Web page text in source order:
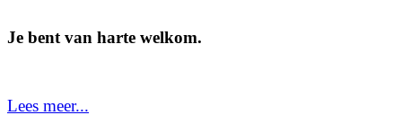
Je bent van harte welkom.
Lees meer...